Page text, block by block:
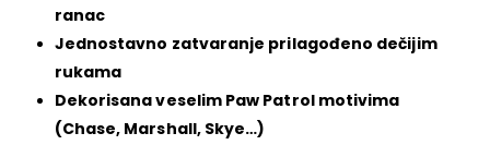
ranac
Jednostavno zatvaranje prilagođeno dečijim
rukama
Dekorisana veselim Paw Patrol motivima
(Chase, Marshall, Skye…)